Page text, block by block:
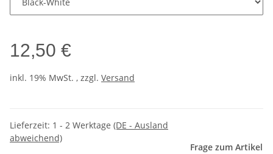
12,50 €
inkl. 19% MwSt. , zzgl. Versand
Lieferzeit: 1 - 2 Werktage (DE - Ausland
abweichend)
Frage zum Artikel